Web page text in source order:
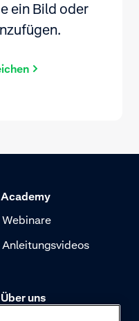
ein Bild oder
Academy
Webinare
Anleitungsvideos
Über uns